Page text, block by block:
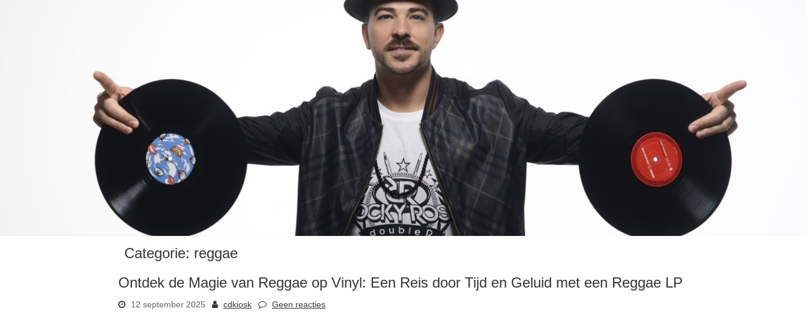
Categorie: reggae
Ontdek de Magie van Reggae op Vinyl: Een Reis door Tijd en Geluid met een Reggae LP
12 september 2025 cdkiosk Geen reacties